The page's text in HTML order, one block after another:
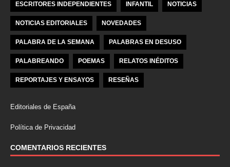
ESCRITORES INDEPENDIENTES INFANTIL NOTICIAS
NOTICIAS EDITORIALES NOVEDADES
PALABRA DE LA SEMANA PALABRAS EN DESUSO
PALABREANDO POEMAS RELATOS INÉDITOS
REPORTAJES Y ENSAYOS RESEÑAS
Editoriales de España
Política de Privacidad
COMENTARIOS RECIENTES